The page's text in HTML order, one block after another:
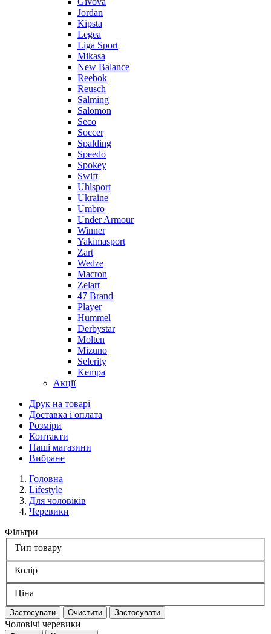
Jordan
Kipsta
Legea
Liga Sport
Mikasa
New Balance
Reebok
Reusch
Salming
Salomon
Seco
Soccer
Spalding
Speedo
Spokey
Swift
Uhlsport
Ukraine
Umbro
Under Armour
Winner
Yakimasport
Zart
Wedze
Macron
Zelart
47 Brand
Player
Hummel
Derbystar
Molten
Mizuno
Selerity
Kempa
Акції
Друк на товарі
Доставка і оплата
Розміри
Контакти
Наші магазини
Вибране
Головна
Lifestyle
Для чоловіків
Черевики
Фільтри
Тип товару
Колір
Ціна
Застосувати Очистити Застосувати
Чоловічі черевики